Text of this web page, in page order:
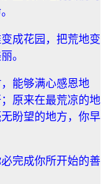
成花园，把荒地变
。
能够满心感恩地
原来在最荒凉的地
盼望的地方，你早
完成你所开始的善